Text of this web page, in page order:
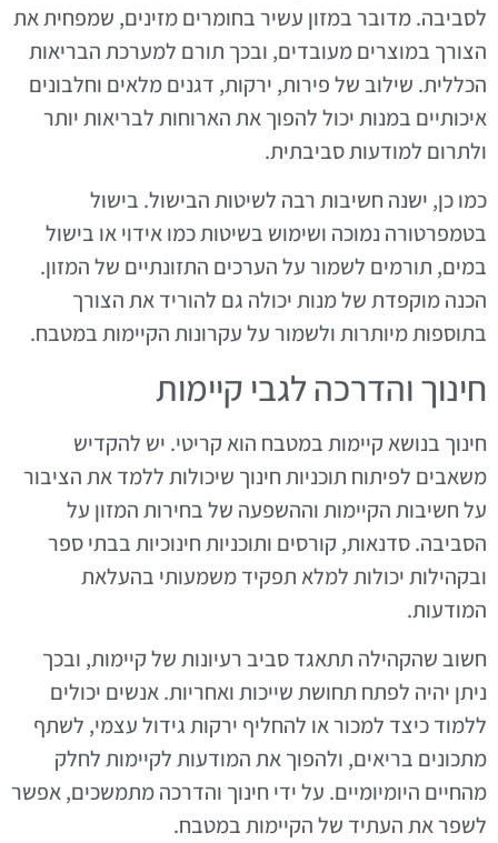
לסביבה. מדובר במזון עשיר בחומרים מזינים, שמפחית את
הצורך במוצרים מעובדים, ובכך תורם למערכת הבריאות
הכללית. שילוב של פירות, ירקות, דגנים מלאים וחלבונים
איכותיים במנות יכול להפוך את הארוחות לבריאות יותר
ולתרום למודעות סביבתית.
כמו כן, ישנה חשיבות רבה לשיטות הבישול. בישול
בטמפרטורה נמוכה ושימוש בשיטות כמו אידוי או בישול
במים, תורמים לשמור על הערכים התזונתיים של המזון.
הכנה מוקפדת של מנות יכולה גם להוריד את הצורך
בתוספות מיותרות ולשמור על עקרונות הקיימות במטבח.
חינוך והדרכה לגבי קיימות
חינוך בנושא קיימות במטבח הוא קריטי. יש להקדיש
משאבים לפיתוח תוכניות חינוך שיכולות ללמד את הציבור
על חשיבות הקיימות וההשפעה של בחירות המזון על
הסביבה. סדנאות, קורסים ותוכניות חינוכיות בבתי ספר
ובקהילות יכולות למלא תפקיד משמעותי בהעלאת
המודעות.
חשוב שהקהילה תתאגד סביב רעיונות של קיימות, ובכך
ניתן יהיה לפתח תחושת שייכות ואחריות. אנשים יכולים
ללמוד כיצד למכור או להחליף ירקות גידול עצמי, לשתף
מתכונים בריאים, ולהפוך את המודעות לקיימות לחלק
מהחיים היומיומיים. על ידי חינוך והדרכה מתמשכים, אפשר
לשפר את העתיד של הקיימות במטבח.